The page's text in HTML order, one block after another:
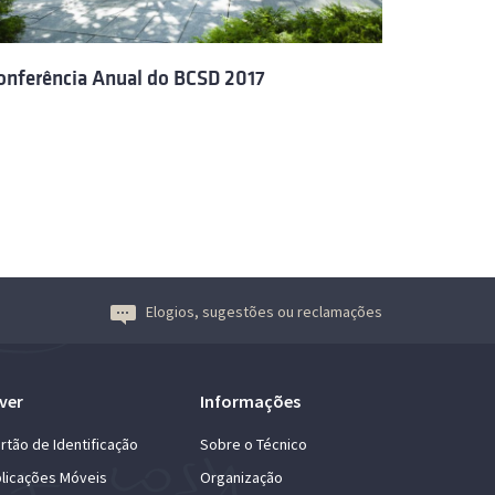
Anual do BCSD 2017
Elogios, sugestões ou reclamações
de Identificação
Móveis
Informações
Sobre o Técnico
Organização